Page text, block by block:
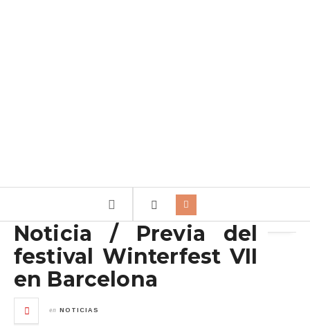
Noticia / Previa del
festival Winterfest VII
en Barcelona
en NOTICIAS